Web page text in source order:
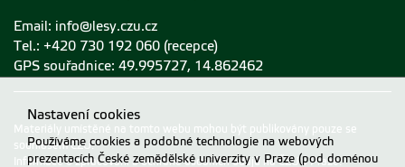
Email: info@lesy.czu.cz
Tel.: +420 730 192 060 (recepce)
GPS souřadnice: 49.995727, 14.862462
Materiály umístěné na tomto webu mohou být publikovány pouze se
souhlasem ČZU.
Informace o zpracování a ochraně osobních údajů na ČZU v Praze.
Nastavení cookies
Používáme cookies a podobné technologie na webových
prezentacích České zemědělské univerzity v Praze (pod doménou